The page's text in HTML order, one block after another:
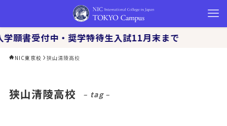
願書受付中・奨学特待生入試11月末まで
NIC東京校 狭山清陵高校
狭山清陵高校 – tag –